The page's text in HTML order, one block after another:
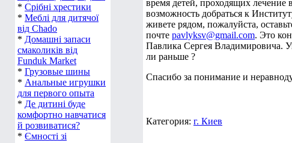
* Срібні хрестики
* Меблі для дитячої
від Chado
* Домашні запаси
смаколиків від
Funduk Market
* Грузовые шины
* Анальные игрушки
для первого опыта
* Де дитині буде
комфортно навчатися
й розвиватися?
* Ємності зі
время детей, проходящих
возможность добраться к
живете рядом, пожалуйста,
почте pavlyksv@gmail.com. Это
Павлика Сергея Владимировича.
ли раньше ?
Спасибо за понимание и
Категория: г. Киев